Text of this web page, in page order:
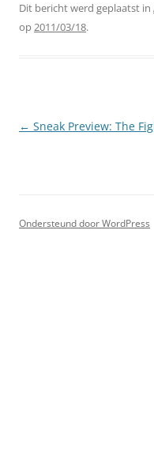
Dit bericht werd geplaatst in
op2011/03/18.
Berichtnavigatie
← Sneak Preview: The
Ondersteund door WordPress